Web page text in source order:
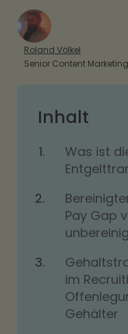
Roland Völkel
Senior Content
Inhalt
Was ist
Pay Gap
im
Gehälter